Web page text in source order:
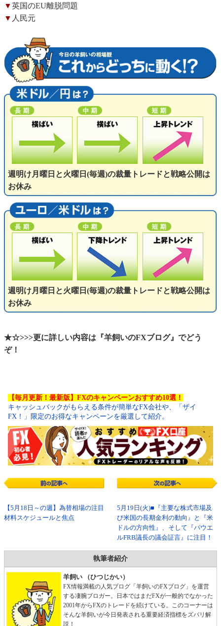
▼英国のEU離脱問題
▼ 人民元
週明け月曜日と火曜日(毎週)の裁量トレードと戦略公開は
お休み
週明け月曜日と火曜日(毎週)の裁量トレードと戦略公開は
お休み
★☆>>>更に詳しい内容は『羊飼いのFXブログ』でどう
ぞ！
【毎月更新！最新版】FXのキャンペーンおすすめ10選！
キャッシュバックがもらえる条件が簡単なFX会社や、「ザイ
FX！」限定のお得なキャンペーンを厳選して紹介。
【5月18日～の週】為替相場の注目
材料スケジュールと焦点
5月19日(火)■『主要な株式市場及
び米国の長期金利の動向』と『米
ドルの方向性』、そして『パウエ
ルFRB議長の議会証言』に注目！
執筆者紹介
羊飼い （ひつじかい）
FX情報満載の人気ブログ「羊飼いのFXブログ」を運営
する凄腕ブロガー。日本ではまだFXが一般的でなかった
2001年からFXのトレードを続けている。このコーナーは
そんな羊飼いが今日発表される重要経済指標をズバリ解
説！